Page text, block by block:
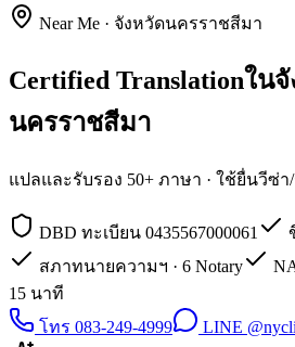
Near Me · จังหวัดนครราชสีมา
Certified Translationใน
นครราชสีมา
แปลและรับรอง 50+ ภาษา · ใช้ยื่นวีซ่
DBD ทะเบียน 0435567000061
สภาทนายความฯ · 6 Notary
15 นาที
โทร 083-249-4999
LINE @nycli